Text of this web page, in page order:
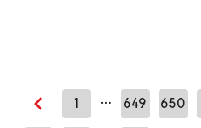
Edellinen sivu
1 … 649 650